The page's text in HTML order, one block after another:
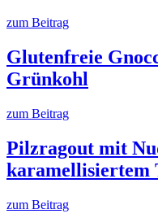
zum Beitrag
Glutenfreie
Grünkohl
zum Beitrag
Pilzragout mit
karamellisiertem
zum Beitrag